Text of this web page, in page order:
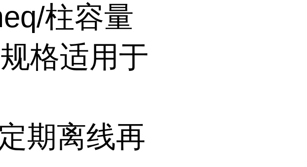
柱容量
格适用于
期离线再